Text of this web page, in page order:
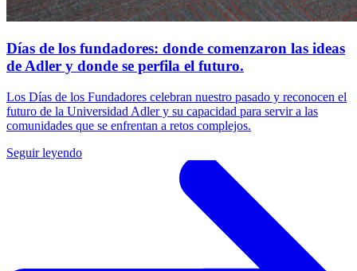
Días de los fundadores: donde comenzaron las ideas
de Adler y donde se perfila el futuro.
Los Días de los Fundadores celebran nuestro pasado y reconocen el
futuro de la Universidad Adler y su capacidad para servir a las
comunidades que se enfrentan a retos complejos.
Seguir leyendo